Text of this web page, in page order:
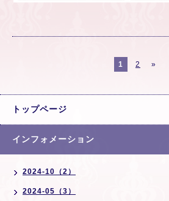
1 2 »
トップページ
インフォメーション
2024-10（2）
2024-05（3）